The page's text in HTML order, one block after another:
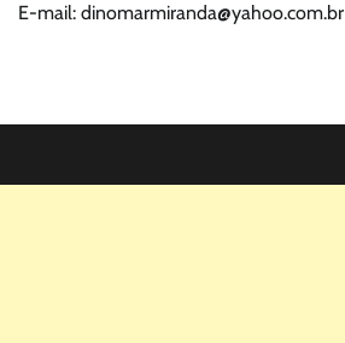
E-mail: dinomarmiranda@yahoo.com.br